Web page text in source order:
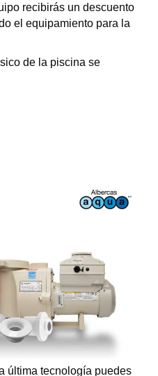
recibirás un descuento
el equipamiento para la
de la piscina se
última tecnología puedes